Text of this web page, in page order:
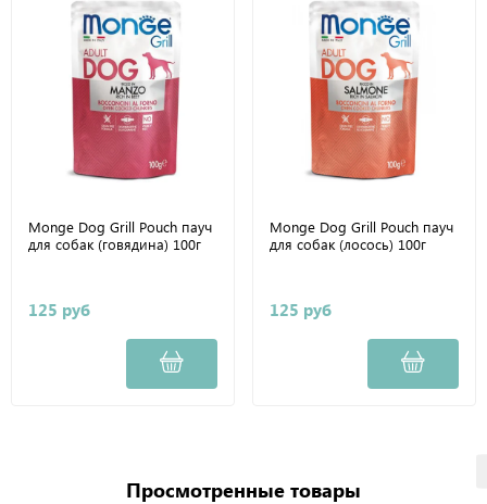
Monge Dog Grill Pouch пауч
для собак (говядина) 100г
125 руб
Monge Dog Grill Pouch пауч
для собак (лосось) 100г
125 руб
Просмотренные товары